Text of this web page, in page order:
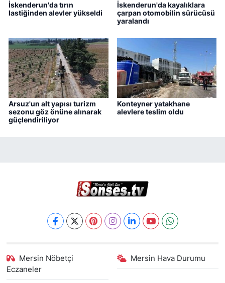
İskenderun'da tırın
lastiğinden alevler yükseldi
İskenderun'da kayalıklara
çarpan otomobilin sürücüsü
yaralandı
Arsuz'un alt yapısı turizm
sezonu göz önüne alınarak
güçlendiriliyor
Konteyner yatakhane
alevlere teslim oldu
Mersin Nöbetçi
Eczaneler
Mersin Hava Durumu